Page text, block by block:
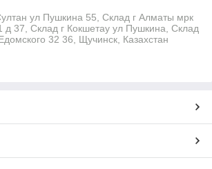
ул Пушкина 55, Склад г Алматы мрк
д 37, Склад г Кокшетау ул Пушкина, Склад
32 36, Щучинск, Казахстан